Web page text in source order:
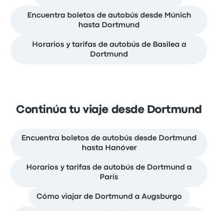
Encuentra boletos de autobús desde Múnich
hasta Dortmund
Horarios y tarifas de autobús de Basilea a
Dortmund
Continúa tu viaje desde Dortmund
Encuentra boletos de autobús desde Dortmund
hasta Hanóver
Horarios y tarifas de autobús de Dortmund a
París
Cómo viajar de Dortmund a Augsburgo